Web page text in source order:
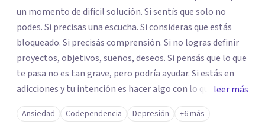
un momento de difícil solución. Si sentís que solo no
podes. Si precisas una escucha. Si consideras que estás
bloqueado. Si precisás comprensión. Si no logras definir
proyectos, objetivos, sueños, deseos. Si pensás que lo que
te pasa no es tan grave, pero podría ayudar. Si estás en
adicciones y tu intención es hacer algo con lo que te está
pasando. No dudes en comunicarte a fin de comenzar a
resolver la situación que está generando esa angustia.
leer más
Ansiedad Codependencia Depresión +6 más